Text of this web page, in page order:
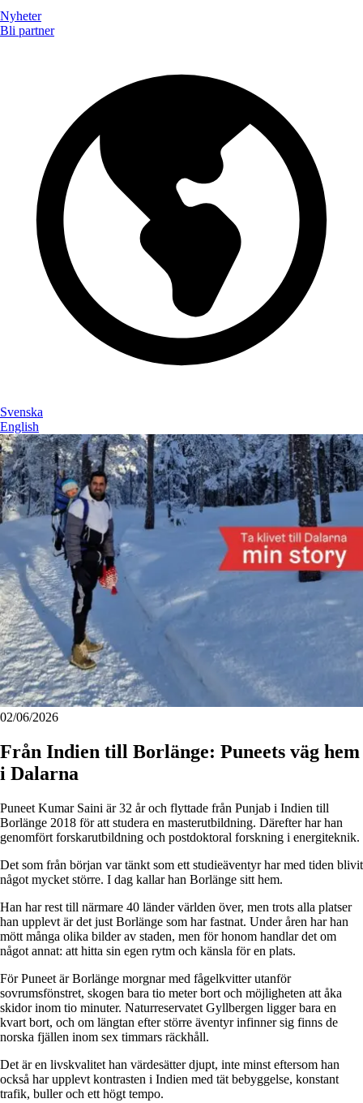
Nyheter
Bli partner
Svenska
English
02/06/2026
Från Indien till Borlänge: Puneets väg hem
i Dalarna
Puneet Kumar Saini är 32 år och flyttade från Punjab i Indien till
Borlänge 2018 för att studera en masterutbildning. Därefter har han
genomfört forskarutbildning och postdoktoral forskning i energiteknik.
Det som från början var tänkt som ett studieäventyr har med tiden blivit
något mycket större. I dag kallar han Borlänge sitt hem.
Han har rest till närmare 40 länder världen över, men trots alla platser
han upplevt är det just Borlänge som har fastnat. Under åren har han
mött många olika bilder av staden, men för honom handlar det om
något annat: att hitta sin egen rytm och känsla för en plats.
För Puneet är Borlänge morgnar med fågelkvitter utanför
sovrumsfönstret, skogen bara tio meter bort och möjligheten att åka
skidor inom tio minuter. Naturreservatet Gyllbergen ligger bara en
kvart bort, och om längtan efter större äventyr infinner sig finns de
norska fjällen inom sex timmars räckhåll.
Det är en livskvalitet han värdesätter djupt, inte minst eftersom han
också har upplevt kontrasten i Indien med tät bebyggelse, konstant
trafik, buller och ett högt tempo.